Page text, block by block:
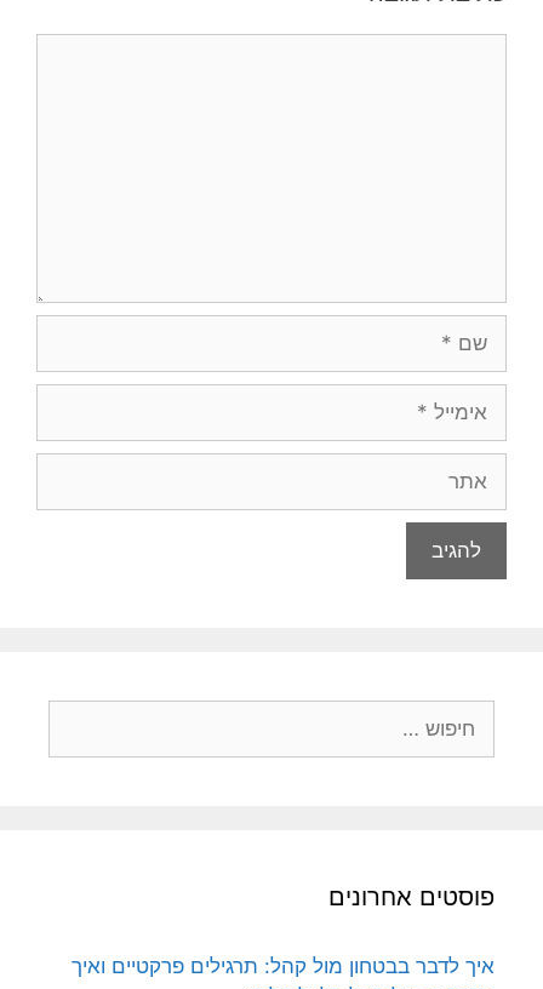
פוסטים אחרונים
איך לדבר בבטחון מול קהל: תרגילים פרקטיים ואיך